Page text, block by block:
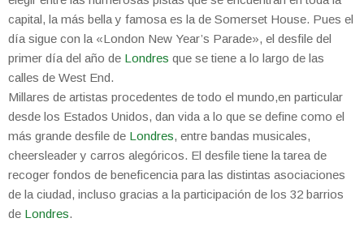
capital, la más bella y famosa es la de Somerset House. Pues el
día sigue con la «London New Year’s Parade», el desfile del
primer día del año de Londres que se tiene a lo largo de las
calles de West End.
Millares de artistas procedentes de todo el mundo,en particular
desde los Estados Unidos, dan vida a lo que se define como el
más grande desfile de Londres, entre bandas musicales,
cheersleader y carros alegóricos. El desfile tiene la tarea de
recoger fondos de beneficencia para las distintas asociaciones
de la ciudad, incluso gracias a la participación de los 32 barrios
de Londres.